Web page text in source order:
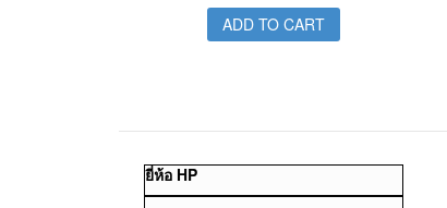
ADD TO CART
ยี่ห้อ HP